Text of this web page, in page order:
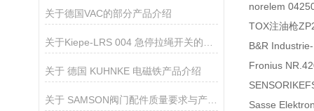
关于德国VAC的部分产品介绍
关于 德国 KUHNKE 电磁铁产品介绍
关于 SAMSON阀门配件质量要求与产品亮点
norelem
TOX注油枪
B&R
Fronius
Sasse